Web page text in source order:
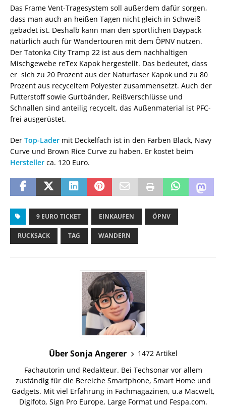
Das Frame Vent-Tragesystem soll außerdem dafür sorgen,
dass man auch an heißen Tagen nicht gleich in Schweiß
gebadet ist. Deshalb kann man den sportlichen Daypack
natürlich auch für Wandertouren mit dem ÖPNV nutzen.
Der Tatonka City Tramp 22 ist aus dem nachhaltigen
Mischgewebe reTex Kapok hergestellt. Das bedeutet, dass
er sich zu 20 Prozent aus der Naturfaser Kapok und zu 80
Prozent aus recyceltem Polyester zusammensetzt. Auch der
Futterstoff sowie Gurtbänder, Reißverschlüsse und
Schnallen sind anteilig recycelt, das Außenmaterial ist PFC-
frei ausgerüstet.
Der Top-Lader mit Deckelfach ist in den Farben Black, Navy
Curve und Brown Rice Curve zu haben. Er kostet beim
Hersteller ca. 120 Euro.
9 EURO TICKET EINKAUFEN ÖPNV
RUCKSACK TAG WANDERN
Über Sonja Angerer
1472 Artikel
Fachautorin und Redakteur. Bei Techsonar vor allem
zuständig für die Bereiche Smartphone, Smart Home und
Gadgets. Mit viel Erfahrung in Fachmagazinen, u.a Macwelt,
Digifoto, Sign Pro Europe, Large Format und Fespa.com.